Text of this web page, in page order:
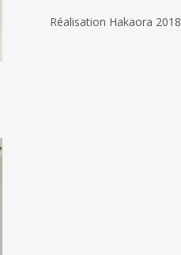
Réalisation Hakaora 2018